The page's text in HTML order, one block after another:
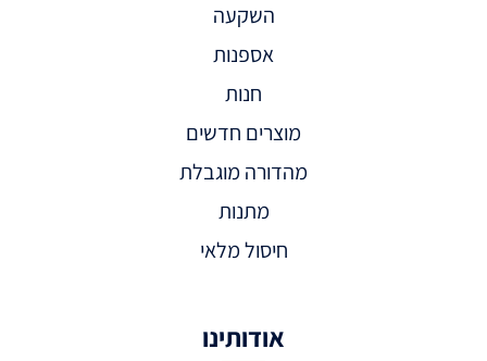
השקעה
אספנות
חנות
מוצרים חדשים
מהדורה מוגבלת
מתנות
חיסול מלאי
אודותינו